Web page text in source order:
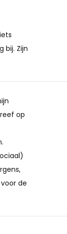
bij. Zijn
op
de